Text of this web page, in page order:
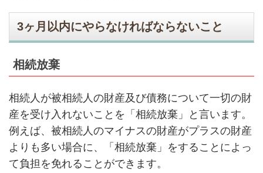
3ヶ月以内にやらなければならないこと
相続放棄
相続人が被相続人の財産及び債務について一切の財
産を受け入れないことを「相続放棄」と言います。
例えば、被相続人のマイナスの財産がプラスの財産
よりも多い場合に、「相続放棄」をすることによっ
て負担を免れることができます。